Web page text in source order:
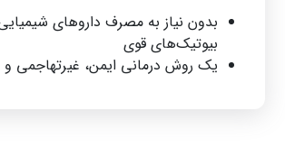
بدون نیاز به مصرف داروهای
بیوتیک‌های قوی
یک روش درمانی ایمن، غیرتهاجمی و